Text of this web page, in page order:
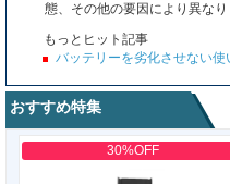
態、その他の要因により異なり
もっとヒット記事
バッテリーを劣化させない使
おすすめ特集
30%OFF